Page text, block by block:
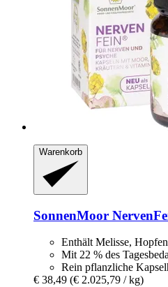
Warenkorb
SonnenMoor
Enthält Melisse,
Mit 22 % des
Rein pflanzliche
€ 38,49 (€ 2.025,79 / kg)